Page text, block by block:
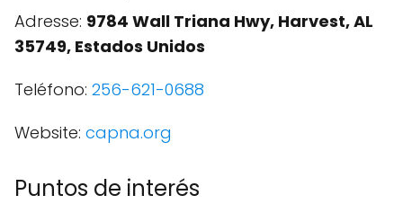
Adresse: 9784 Wall Triana Hwy, Harvest, AL
35749, Estados Unidos
Teléfono: 256-621-0688
Website: capna.org
Puntos de interés